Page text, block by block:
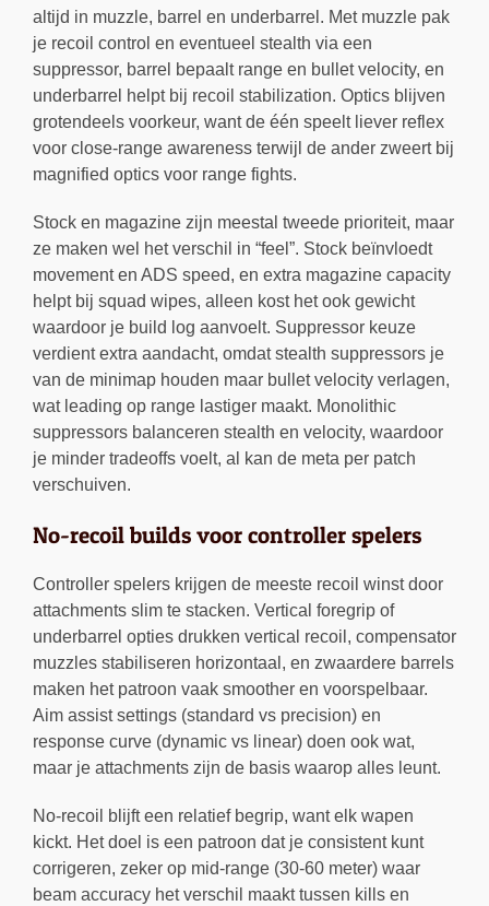
altijd in muzzle, barrel en underbarrel. Met muzzle pak
je recoil control en eventueel stealth via een
suppressor, barrel bepaalt range en bullet velocity, en
underbarrel helpt bij recoil stabilization. Optics blijven
grotendeels voorkeur, want de één speelt liever reflex
voor close-range awareness terwijl de ander zweert bij
magnified optics voor range fights.
Stock en magazine zijn meestal tweede prioriteit, maar
ze maken wel het verschil in “feel”. Stock beïnvloedt
movement en ADS speed, en extra magazine capacity
helpt bij squad wipes, alleen kost het ook gewicht
waardoor je build log aanvoelt. Suppressor keuze
verdient extra aandacht, omdat stealth suppressors je
van de minimap houden maar bullet velocity verlagen,
wat leading op range lastiger maakt. Monolithic
suppressors balanceren stealth en velocity, waardoor
je minder tradeoffs voelt, al kan de meta per patch
verschuiven.
No-recoil builds voor controller spelers
Controller spelers krijgen de meeste recoil winst door
attachments slim te stacken. Vertical foregrip of
underbarrel opties drukken vertical recoil, compensator
muzzles stabiliseren horizontaal, en zwaardere barrels
maken het patroon vaak smoother en voorspelbaar.
Aim assist settings (standard vs precision) en
response curve (dynamic vs linear) doen ook wat,
maar je attachments zijn de basis waarop alles leunt.
No-recoil blijft een relatief begrip, want elk wapen
kickt. Het doel is een patroon dat je consistent kunt
corrigeren, zeker op mid-range (30-60 meter) waar
beam accuracy het verschil maakt tussen kills en